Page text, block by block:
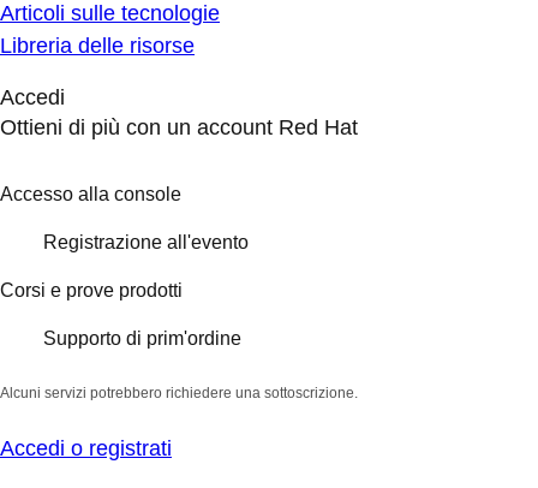
Articoli sulle tecnologie
Libreria delle risorse
Accedi
Ottieni di più con un account Red Hat
Accesso alla console
Registrazione all'evento
Corsi e prove prodotti
Supporto di prim'ordine
Alcuni servizi potrebbero richiedere una sottoscrizione.
Accedi o registrati